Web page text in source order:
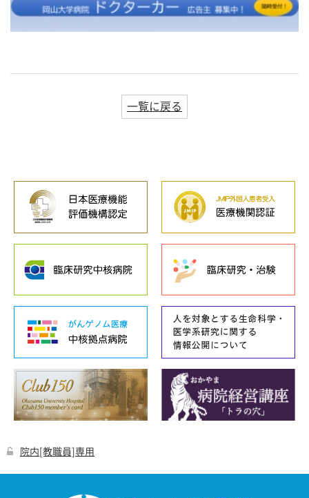
一覧に戻る
院内[教職員]専用